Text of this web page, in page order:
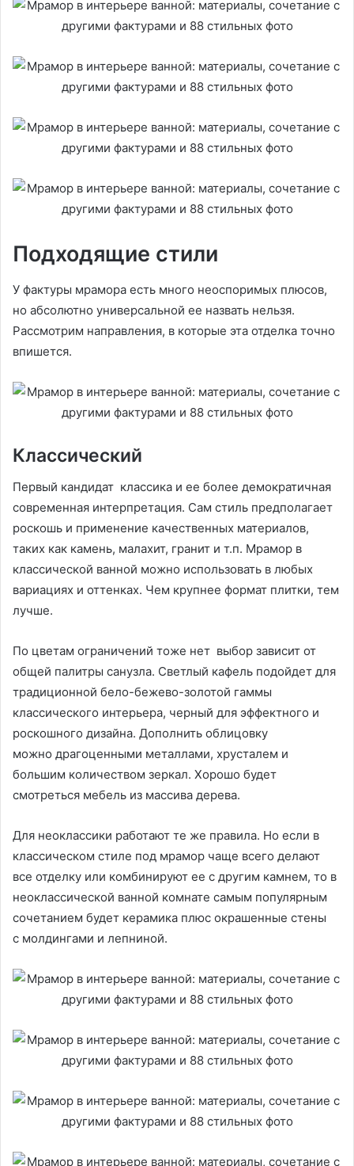
Подходящие стили
У фактуры мрамора есть много неоспоримых плюсов,
но абсолютно универсальной ее назвать нельзя.
Рассмотрим направления, в которые эта отделка точно
впишется.
Классический
Первый кандидат классика и ее более демократичная
современная интерпретация. Сам стиль предполагает
роскошь и применение качественных материалов,
таких как камень, малахит, гранит и т.п. Мрамор в
классической ванной можно использовать в любых
вариациях и оттенках. Чем крупнее формат плитки, тем
лучше.
По цветам ограничений тоже нет выбор зависит от
общей палитры санузла. Светлый кафель подойдет для
традиционной бело-бежево-золотой гаммы
классического интерьера, черный для эффектного и
роскошного дизайна. Дополнить облицовку
можно драгоценными металлами, хрусталем и
большим количеством зеркал. Хорошо будет
смотреться мебель из массива дерева.
Для неоклассики работают те же правила. Но если в
классическом стиле под мрамор чаще всего делают
все отделку или комбинируют ее с другим камнем, то в
неоклассической ванной комнате самым популярным
сочетанием будет керамика плюс окрашенные стены
с молдингами и лепниной.